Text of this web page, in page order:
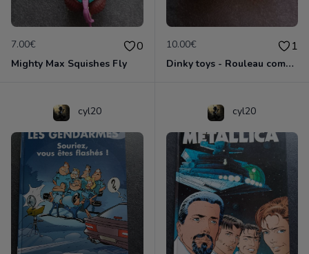
7.00€ 0
Mighty Max Squishes Fly
10.00€ 1
Dinky toys - Rouleau compresseur - Richier 90A
cyl20 cyl20